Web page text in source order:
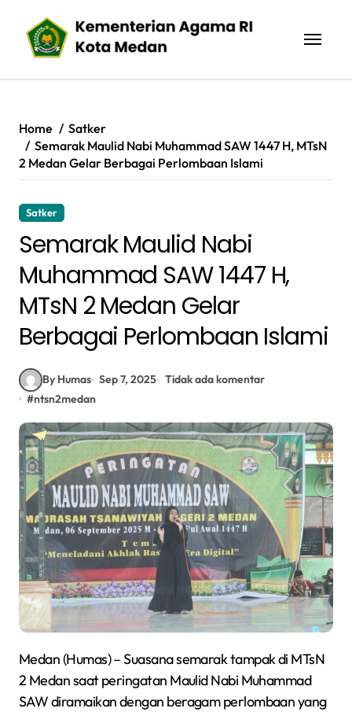
content
Home
Satker
Semarak Maulid Nabi Muhammad SAW 1447 H, MTsN
2 Medan Gelar Berbagai Perlombaan Islami
Satker
Semarak Maulid Nabi
Muhammad SAW 1447 H,
MTsN 2 Medan Gelar
Berbagai Perlombaan Islami
By Humas Sep 7, 2025 Tidak ada komentar
#ntsn2medan
Medan (Humas) – Suasana semarak tampak di MTsN
2 Medan saat peringatan Maulid Nabi Muhammad
SAW diramaikan dengan beragam perlombaan yang